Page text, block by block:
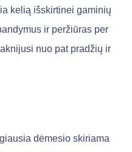
kelią išskirtinei gaminių
ir peržiūras per
nuo pat pradžių ir
dėmesio skiriama